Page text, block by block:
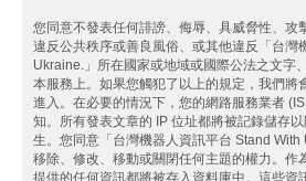
您同意不發表任何誹謗、侮辱、具威脅性、攻
違反公共秩序或善良風俗、或其他違反「台灣
Ukraine.」所在國家或地域或國際公法之文字
本服務上。如果您觸犯了以上的規定，我們將
進入。在必要的情況下，您的網路服務業者
知。所有發表文章的 IP 位址都將被記錄儲存
生。您同意「台灣機器人資訊平台 Stand
移除、修改、移動或關閉任何主題的權力。作
提供的任何資訊都將被存入資料庫中。這些資